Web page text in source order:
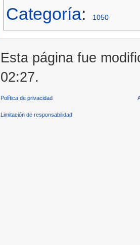
Categoría: 1050
Esta página fue
02:27.
Política de privacidad
Limitación de responsabilidad